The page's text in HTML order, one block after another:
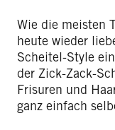
Wie die meisten
heute wieder
Scheitel-Style
der Zick-Zack-
Frisuren und
ganz einfach